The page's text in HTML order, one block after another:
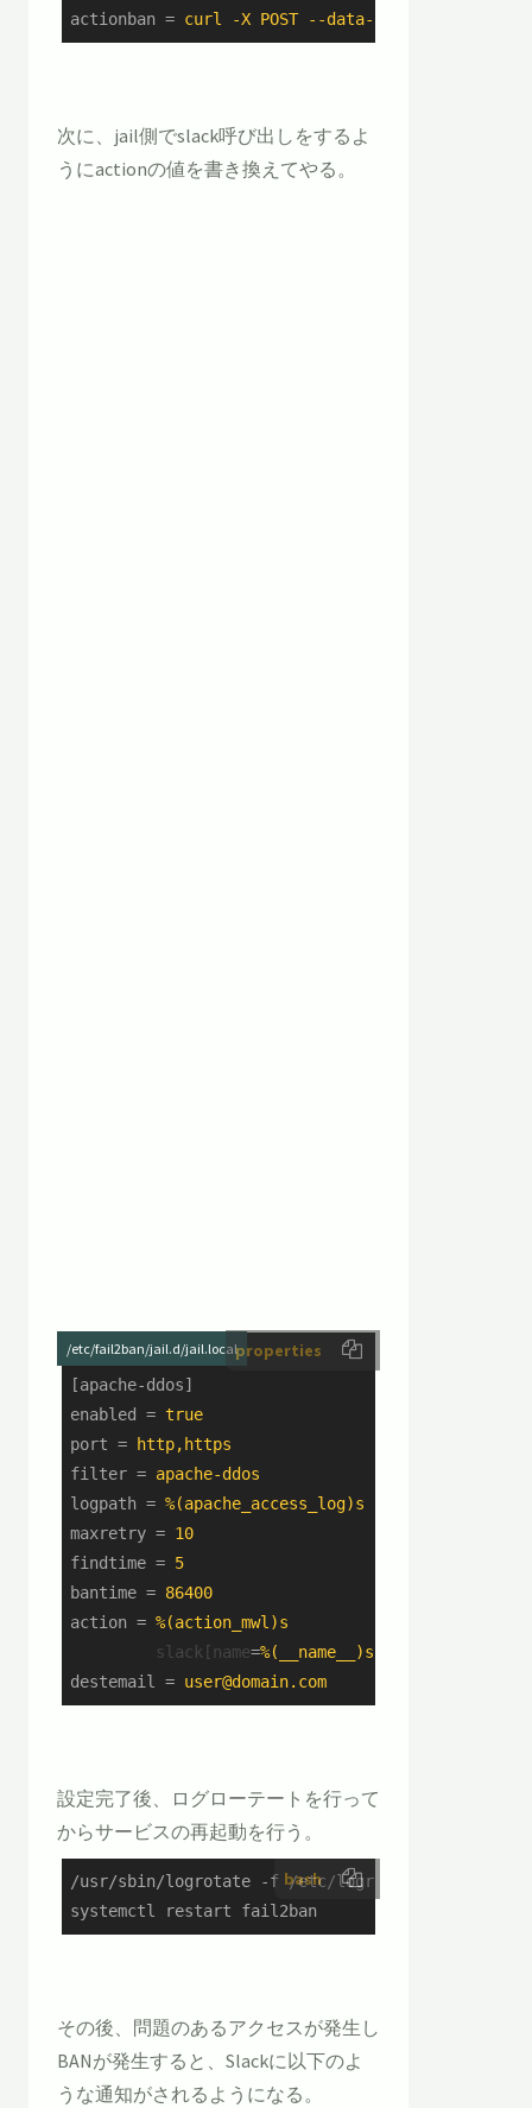
actionban = curl -X POST --data-urlencode
次に、jail側でslack呼び出しをするよ
うにactionの値を書き換えてやる。
/etc/fail2ban/jail.d/jail.localproperties
[apache-ddos]
enabled
= true
port =
http,https
filter = apache-ddos
logpath = %(apache_access_log)s
maxretry = 10
findtime = 5
bantime = 86400
action = %(action_mwl)s
slack[name=%(__name__)s,
destemail
= user@domain.com
設定完了後、ログローテートを行って
からサービスの再起動を行う。
bash
/usr/sbin/logrotate -f /etc/logrotate.conf
systemctl restart fail2ban
その後、問題のあるアクセスが発生し
BANが発生すると、Slackに以下のよ
うな通知がされるようになる。